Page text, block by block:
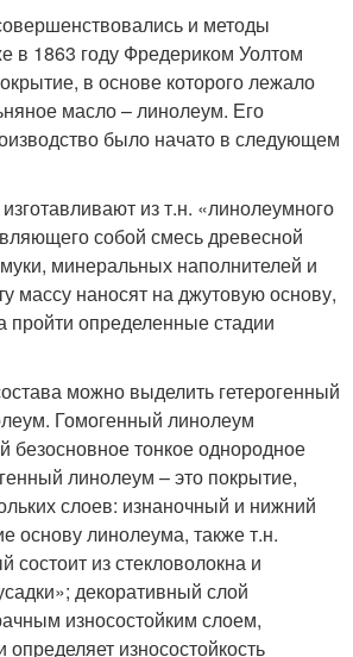
и методы
в 1863 году Фредериком Уолтом
в основе которого лежало
масло – линолеум. Его
было начато в следующем
из т.н. «линолеумного
собой смесь древесной
минеральных наполнителей и
массу наносят на джутовую основу,
пройти определенные стадии
можно выделить гетерогенный
Гомогенный линолеум
безосновное тонкое однородное
линолеум – это покрытие,
слоев: изнаночный и нижний
основу линолеума, также т.н.
состоит из стекловолокна и
декоративный слой
износостойким слоем,
износостойкость